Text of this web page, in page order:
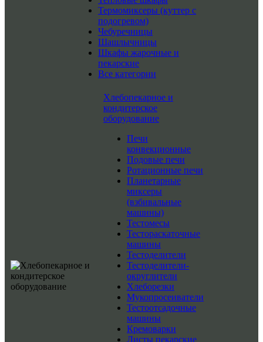
Термомиксеры (куттер с
подогревом)
Чебуречницы
Шашлычницы
Шкафы жарочные и
пекарские
Все категории
Хлебопекарное и
кондитерское
оборудование
Печи
конвекционные
Подовые печи
Ротационные печи
Планетарные
миксеры
(взбивальные
машины)
Тестомесы
Тестораскаточные
машины
Тестоделители
Тестоделители-
округлители
Хлеборезки
Мукопросеиватели
Тестоотсадочные
машины
Кремоварки
Листы пекарские